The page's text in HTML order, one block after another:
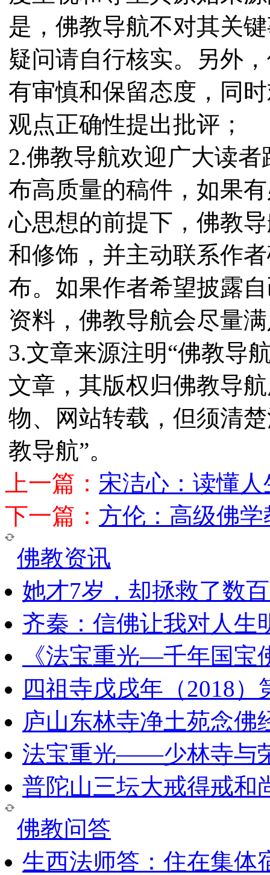
是，佛教导航不对其关
疑问请自行核实。另外
有审慎和保留态度，同
观点正确性提出批评；
2.佛教导航欢迎广大读
布高质量的稿件，如果
心思想的前提下，佛教
和修饰，并主动联系作
布。如果作者希望披露
资料，佛教导航会尽量
3.文章来源注明“佛教导
文章，其版权归佛教导
物、网站转载，但须清
教导航”。
上一篇： 宋洁心：读懂
下一篇： 方伦：高级佛
佛教资讯
她才7岁，却拯救了数
齐秦：信佛让我对人生
《法宝重光—千年国宝
四祖寺戊戌年（2018
庐山东林寺净土苑念佛
法宝重光——少林寺与
普陀山三坛大戒得戒和
佛教问答
生西法师答：住在集体